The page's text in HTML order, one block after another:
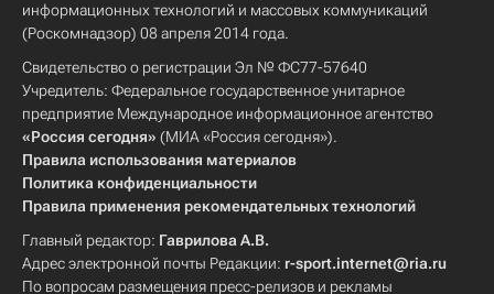
информационных технологий и массовых коммуникаций
(Роскомнадзор) 08 апреля 2014 года.
Свидетельство о регистрации Эл № ФС77-57640
Учредитель: Федеральное государственное унитарное
предприятие Международное информационное агентство
«Россия сегодня» (МИА «Россия сегодня»).
Правила использования материалов
Политика конфиденциальности
Правила применения рекомендательных технологий
Главный редактор: Гаврилова А.В.
Адрес электронной почты Редакции: r-sport.internet@ria.ru
По вопросам размещения пресс-релизов и рекламы